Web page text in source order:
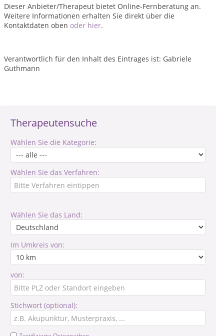
Therapeutensuche
Wählen Sie die Kategorie:
Wählen Sie das Verfahren:
Wählen Sie das Land:
Im Umkreis von:
von:
Stichwort (optional):
Dieser Anbieter/Therapeut bietet Online-Fernberatung an.
Weitere Informationen erhalten Sie direkt über die
Kontaktdaten oben oder hier.
Verantwortlich für den Inhalt des Eintrages ist: Gabriele
Guthmann